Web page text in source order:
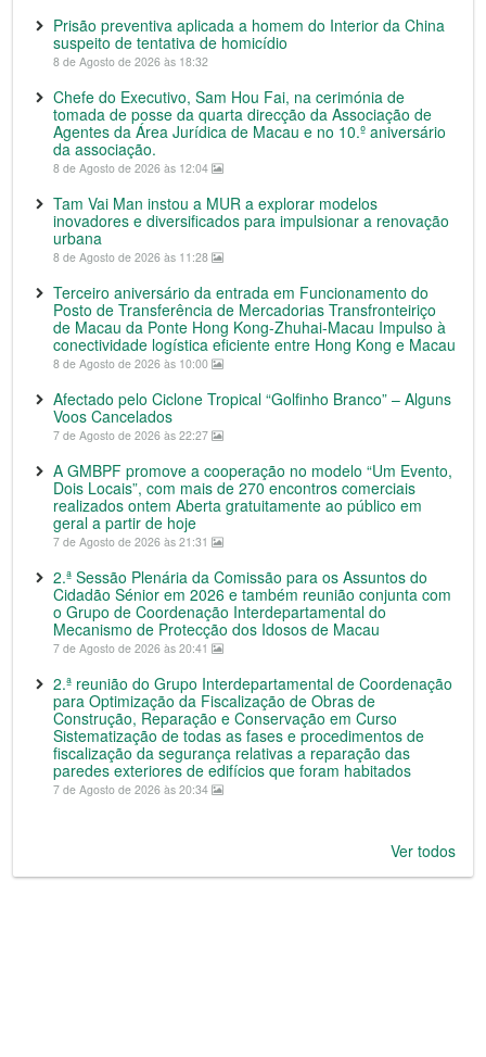
Prisão preventiva aplicada a homem do Interior da China
suspeito de tentativa de homicídio
8 de Agosto de 2026 às 18:32
Chefe do Executivo, Sam Hou Fai, na cerimónia de
tomada de posse da quarta direcção da Associação de
Agentes da Área Jurídica de Macau e no 10.º aniversário
da associação.
8 de Agosto de 2026 às 12:04
Tam Vai Man instou a MUR a explorar modelos
inovadores e diversificados para impulsionar a renovação
urbana
8 de Agosto de 2026 às 11:28
Terceiro aniversário da entrada em Funcionamento do
Posto de Transferência de Mercadorias Transfronteiriço
de Macau da Ponte Hong Kong-Zhuhai-Macau Impulso à
conectividade logística eficiente entre Hong Kong e Macau
8 de Agosto de 2026 às 10:00
Afectado pelo Ciclone Tropical “Golfinho Branco” – Alguns
Voos Cancelados
7 de Agosto de 2026 às 22:27
A GMBPF promove a cooperação no modelo “Um Evento,
Dois Locais”, com mais de 270 encontros comerciais
realizados ontem Aberta gratuitamente ao público em
geral a partir de hoje
7 de Agosto de 2026 às 21:31
2.ª Sessão Plenária da Comissão para os Assuntos do
Cidadão Sénior em 2026 e também reunião conjunta com
o Grupo de Coordenação Interdepartamental do
Mecanismo de Protecção dos Idosos de Macau
7 de Agosto de 2026 às 20:41
2.ª reunião do Grupo Interdepartamental de Coordenação
para Optimização da Fiscalização de Obras de
Construção, Reparação e Conservação em Curso
Sistematização de todas as fases e procedimentos de
fiscalização da segurança relativas a reparação das
paredes exteriores de edifícios que foram habitados
7 de Agosto de 2026 às 20:34
Ver todos